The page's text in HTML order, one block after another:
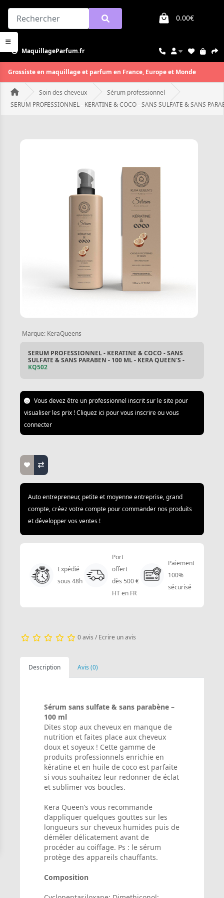
0.00€
MaquillageParfum.fr
Grossiste en maquillage et parfum en France, Europe et Monde
Soin des cheveux
Sérum professionnel
SERUM PROFESSIONNEL - KERATINE & COCO - SANS SULFATE & SANS
Marque: KeraQueens
SERUM PROFESSIONNEL - KERATINE & COCO - SANS
SULFATE & SANS PARABEN - 100 ML - KERA QUEEN'S -
KQ502
Vous devez être un professionnel inscrit sur le site pour
visualiser les prix ! Cliquez ici pour vous inscrire ou vous
connecter
Auto entrepreneur, petite et moyenne entreprise, grand
compte, créez votre compte pour commander nos produits
et développer vos ventes !
Expédié
sous 48h
Port
offert
dès 500 €
HT en FR
Paiement
100%
sécurisé
0 avis / Ecrire un avis
Description Avis (0)
Sérum sans sulfate & sans parabène –
100 ml
Dites stop aux cheveux en manque de
nutrition et faites place aux cheveux
doux et soyeux ! Cette gamme de
produits professionnels enrichie en
kératine et en huile de coco est parfaite
si vous souhaitez leur redonner de éclat
et sublimer vos boucles.
Kera Queen’s vous recommande
d’appliquer quelques gouttes sur les
longueurs sur cheveux humides puis de
démêler délicatement avant de
procéder au coiffage. Ps : le sérum
protège des appareils chauffants.
Composition